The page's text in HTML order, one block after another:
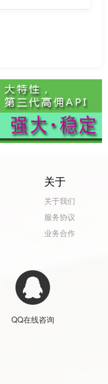
关于
关于我们
服务协议
业务合作
QQ在线咨询